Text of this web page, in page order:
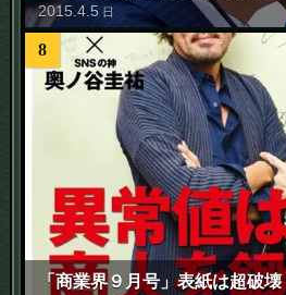
2015 .4 .5 日
8
「商業界９月号」表紙は超破